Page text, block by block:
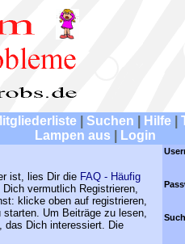
Suchen Hilfe
Lampen aus
Login
ist, lies Dir die FAQ - Häufig
vermutlich Registrieren,
klicke oben auf registrieren,
Um Beiträge zu lesen,
das Dich interessiert. Die